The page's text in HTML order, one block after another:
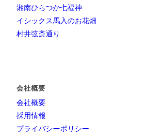
湘南ひらつか七福神
イシックス馬入のお花畑
村井弦斎通り
会社概要
会社概要
採用情報
プライバシーポリシー